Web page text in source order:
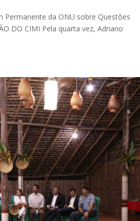
Permanente da ONU sobre Questões
DO CIMI Pela quarta vez, Adriano